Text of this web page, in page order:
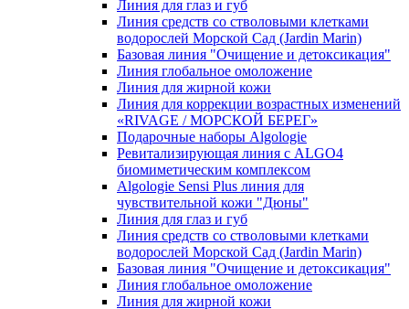
Линия для глаз и губ
Линия средств со стволовыми клетками
водорослей Морской Сад (Jardin Marin)
Базовая линия "Очищение и детоксикация"
Линия глобальное омоложение
Линия для жирной кожи
Линия для коррекции возрастных изменений
«RIVAGE / МОРСКОЙ БЕРЕГ»
Подарочные наборы Algologie
Ревитализирующая линия с ALGO4
биомиметическим комплексом
Algologie Sensi Plus линия для
чувcтвительной кожи "Дюны"
Линия для глаз и губ
Линия средств со стволовыми клетками
водорослей Морской Сад (Jardin Marin)
Базовая линия "Очищение и детоксикация"
Линия глобальное омоложение
Линия для жирной кожи